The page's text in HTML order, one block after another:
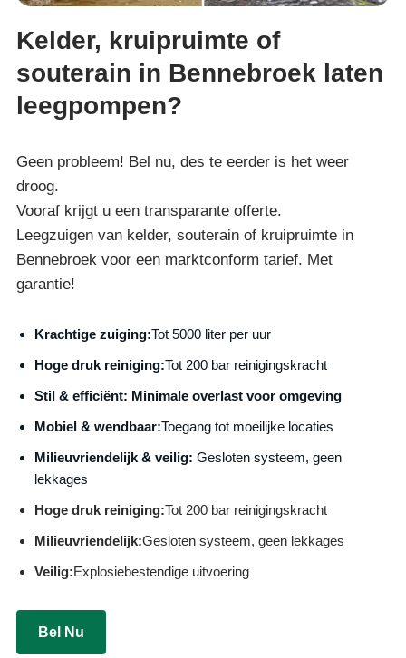
Kelder, kruipruimte of
souterain in Bennebroek laten
leegpompen?
Geen probleem! Bel nu, des te eerder is het weer
droog.
Vooraf krijgt u een transparante offerte.
Leegzuigen van kelder, souterain of kruipruimte in
Bennebroek voor een marktconform tarief. Met
garantie!
Krachtige zuiging:Tot 5000 liter per uur
Hoge druk reiniging:Tot 200 bar reinigingskracht
Stil & efficiënt: Minimale overlast voor omgeving
Mobiel & wendbaar:Toegang tot moeilijke locaties
Milieuvriendelijk & veilig: Gesloten systeem, geen
lekkages
Hoge druk reiniging:Tot 200 bar reinigingskracht
Milieuvriendelijk:Gesloten systeem, geen lekkages
Veilig:Explosiebestendige uitvoering
Bel Nu